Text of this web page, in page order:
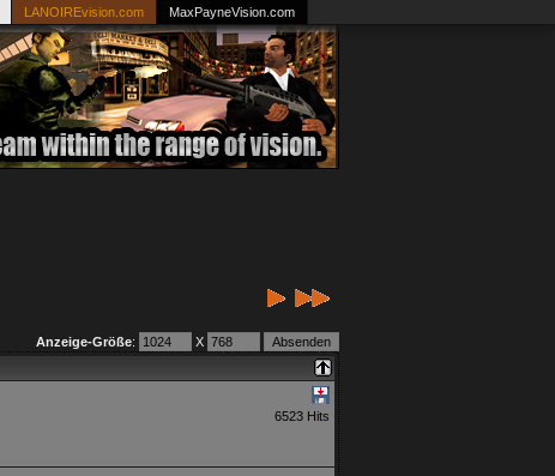
LANOIREvision.com MaxPayneVision.com
Anzeige-Größe: X
6523 Hits